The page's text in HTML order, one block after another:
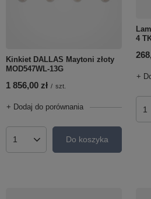
Kinkiet DALLAS Maytoni złoty
MOD547WL-13G
1 856,00 zł / szt.
+ Dodaj do porównania
Ilość produktówDo koszyka
4
+